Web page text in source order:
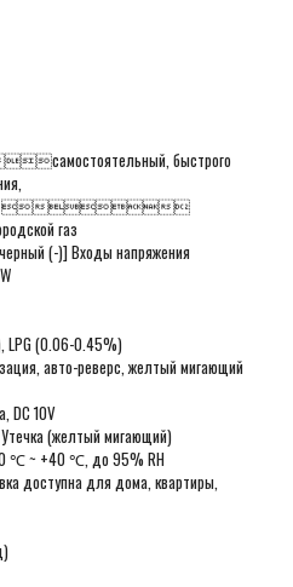
быстрого

газ
(-)] Входы напряжения
LPG (0.06-0.45%)
авто-реверс, желтый мигающий
DC 10V
(желтый мигающий)
℃ ~ +40 ℃, до 95% RH
доступна для дома, квартиры,